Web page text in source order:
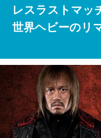
レスラストマッ
世界ヘビーのリ